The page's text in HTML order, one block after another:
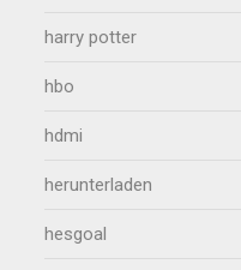
harry potter
hbo
hdmi
herunterladen
hesgoal